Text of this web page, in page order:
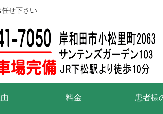
せ下さい
料金 患者様